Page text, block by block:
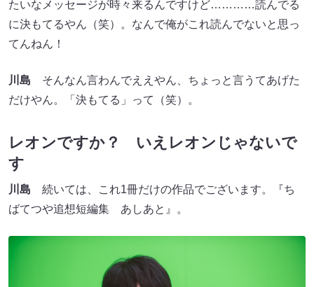
たいなメッセージが時々来るんですけど…………読んでる
に決もてるやん（笑）。なんで俺がこれ読んでないと思っ
てんねん！
川島 そんなん言わんでええやん、ちょっと言うてあげた
だけやん。「決もてる」って（笑）。
レオンですか？ いえレオンじゃないで
す
川島 続いては、これ1冊だけの作品でございます。『ち
ばてつや追想短編集 あしあと』。